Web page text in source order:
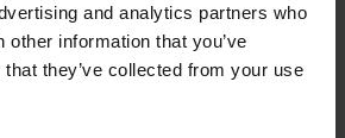
and analytics partners who
other information that you’ve
they’ve collected from your use
Du kannst jedem Plugin
mitteilen, welches
es verarbeitet, was dann